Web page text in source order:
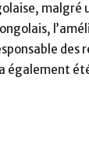
malgré
des
également